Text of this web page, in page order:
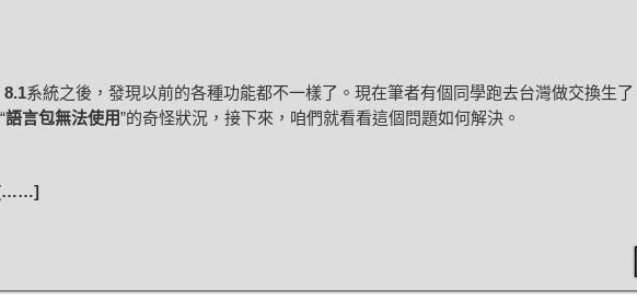
8.1系統之後，發現以前的各種功能都不一樣了。現在筆者有個同學跑去台灣做交換生
語言包無法使用”的奇怪狀況，接下來，咱們就看看這個問題如何解決。
[……]